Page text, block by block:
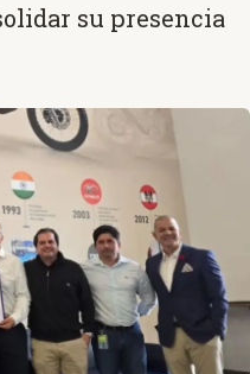
su presencia